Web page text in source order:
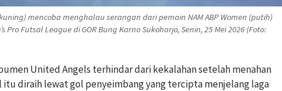
mencoba menghalau serangan dari pemain NAM ABP Women (putih)
Pro Futsal League di GOR Bung Karno Sukoharjo, Senin, 25 Mei 2026 (Foto:
United Angels terhindar dari kekalahan setelah menahan
itu diraih lewat gol penyeimbang yang tercipta menjelang laga